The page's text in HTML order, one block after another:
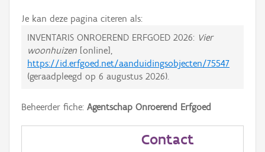
Je kan deze pagina citeren als:
INVENTARIS ONROEREND ERFGOED 2026: Vier
woonhuizen [online],
https://id.erfgoed.net/aanduidingsobjecten/75547
(geraadpleegd op 6 augustus 2026).
Beheerder fiche: Agentschap Onroerend Erfgoed
Contact